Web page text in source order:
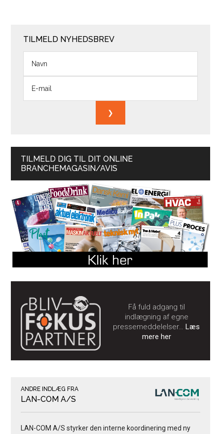
TILMELD NYHEDSBREV
TILMELD DIG TIL DIT ONLINE
BRANCHEMAGASIN/AVIS
Få fuld adgang til
indlægning af egne
pressemeddelelser…Læs
mere her
ANDRE INDLÆG FRA
LAN-COM A/S
LAN-COM A/S styrker den interne koordinering med ny